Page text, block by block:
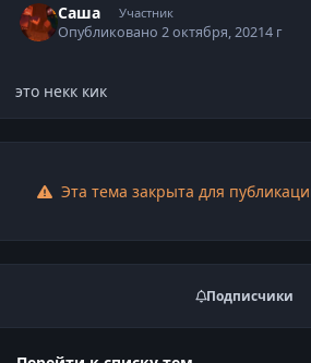
Саша Участник
Опубликовано2 октября, 20214 г
это некк кик
Эта тема закрыта для
Подписчики